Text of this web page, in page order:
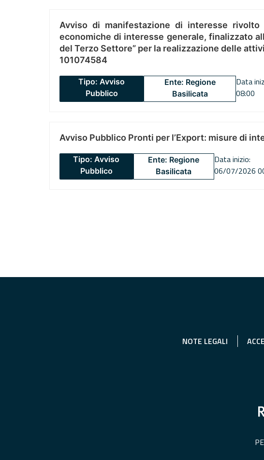
Avviso di manifestazione di interesse
economiche di interesse generale, finalizzato
del Terzo Settore” per la realizzazione delle
101074584
Tipo: Avviso
Pubblico
Ente: Regione
Basilicata
Data
08:00
Avviso Pubblico Pronti per l’Export: misure di
Tipo: Avviso
Pubblico
Ente: Regione
Basilicata
Data inizio:
06/07/2026
NOTE LEGALI